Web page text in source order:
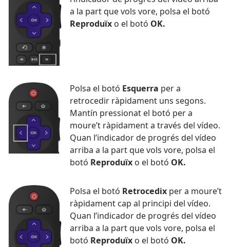
a la part que vols vore, polsa el botó
Reproduïx o el botó OK.
Polsa el botó Esquerra per a
retrocedir ràpidament uns segons.
Mantín pressionat el botó per a
moure’t ràpidament a través del vídeo.
Quan l’indicador de progrés del vídeo
arriba a la part que vols vore, polsa el
botó Reproduïx o el botó OK.
Polsa el botó Retrocedix per a moure’t
ràpidament cap al principi del vídeo.
Quan l’indicador de progrés del vídeo
arriba a la part que vols vore, polsa el
botó Reproduïx o el botó OK.